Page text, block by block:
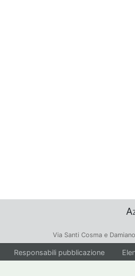
Via Santi Cosma e
Responsabili pubblicazione